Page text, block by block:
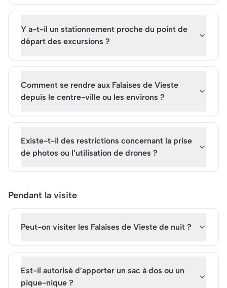
Y a-t-il un stationnement proche du point de
départ des excursions ?
Comment se rendre aux Falaises de Vieste
depuis le centre-ville ou les environs ?
Existe-t-il des restrictions concernant la prise
de photos ou l’utilisation de drones ?
Pendant la visite
Peut-on visiter les Falaises de Vieste de nuit ?
Est-il autorisé d’apporter un sac à dos ou un
pique-nique ?